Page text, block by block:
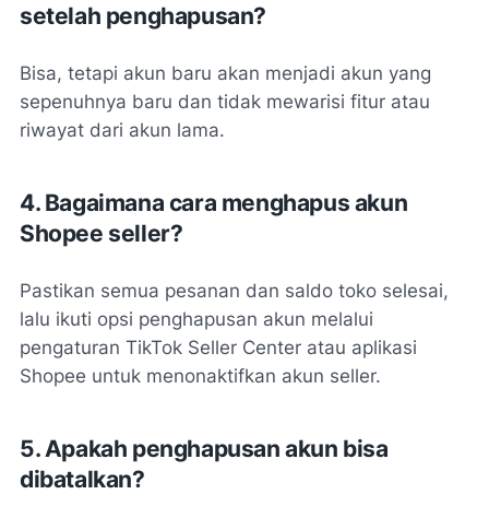
setelah penghapusan?
Bisa, tetapi akun baru akan menjadi akun yang
sepenuhnya baru dan tidak mewarisi fitur atau
riwayat dari akun lama.
4. Bagaimana cara menghapus akun
Shopee seller?
Pastikan semua pesanan dan saldo toko selesai,
lalu ikuti opsi penghapusan akun melalui
pengaturan TikTok Seller Center atau aplikasi
Shopee untuk menonaktifkan akun seller.
5. Apakah penghapusan akun bisa
dibatalkan?